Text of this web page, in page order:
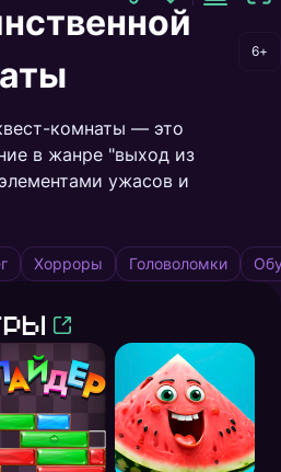
6+
комнаты — это
в жанре "выход из
ужасов и
Хорроры Головоломки